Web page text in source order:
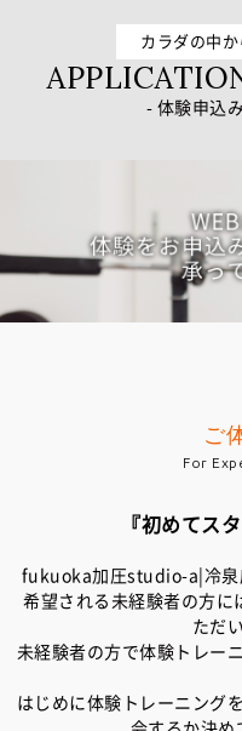
トレーニングならFUKUOKA
カラダの中か
- 体験申込
ご
For
『初めてス
fukuoka加圧studio-a|冷泉
希望される未経験者の方に
ただ
未経験者の方で体験トレー
はじめに体験トレーニング